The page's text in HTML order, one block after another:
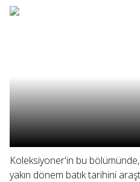
Koleksiyoner'in bu
yakın dönem batık tarihini